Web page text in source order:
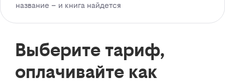
название – и книга найдется
Выберите тариф,
оплачивайте как